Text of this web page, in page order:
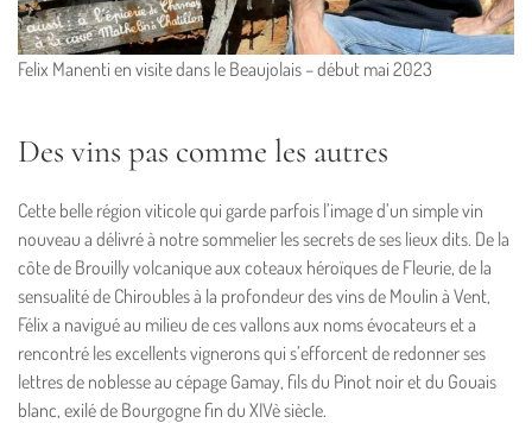
Felix Manenti en visite dans le Beaujolais – début mai 2023
Des vins pas comme les autres
Cette belle région viticole qui garde parfois l’image d’un simple vin
nouveau a délivré à notre sommelier les secrets de ses lieux dits. De la
côte de Brouilly volcanique aux coteaux héroïques de Fleurie, de la
sensualité de Chiroubles à la profondeur des vins de Moulin à Vent,
Félix a navigué au milieu de ces vallons aux noms évocateurs et a
rencontré les excellents vignerons qui s’efforcent de redonner ses
lettres de noblesse au cépage Gamay, fils du Pinot noir et du Gouais
blanc, exilé de Bourgogne fin du XIVè siècle.